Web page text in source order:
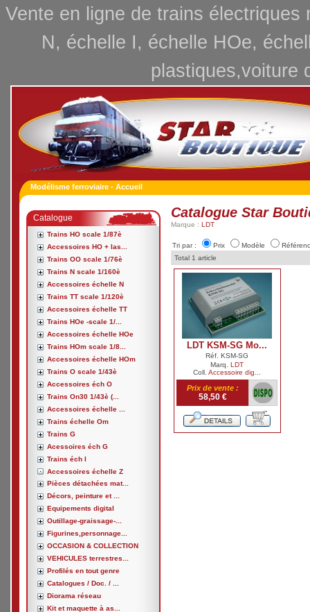
Vente en ligne de trains
N, échelle I, échelle HOe,
plastiques,voiture
Modélisme ferroviaire - Accueil
Catalogue
Trains HO scale 1/87è
Accessoires HO + las...
Trains OO scale 1/76è
Trains N scale 1/160è
Accessoires échelle N
Trains TT scale 1/120è
Accessoires échelle TT
Trains HOe -scale 1/...
Accessoires échelle HOe
Trains HOm scale 1/8...
Accessoires échelle HOm
Trains O scale 1/43è
Accessoires éch O
Trains On30 1/43è (...
Accessoires échelle ...
Trains échelle Om
Trains G
Acessoires éch G
Trains éch I
Accessoires échelle Z
Pièces détachées mat...
Décors, peinture et ...
Equipements digital
Outillage-graissage-...
Figurines,personnage...
OCCASION & COLLECTION
VEHICULES terrestres...
Profilés en tout genre
Catalogues / Doc. / ...
Diorama réseau
Kit et maquette à as...
Catalogue Star
Marque : LDT
Tri par : Prix Modèle
Total 1 article
LDT KSM-SG Mo...
Réf. KSM-SG
Marq. LDT
Coll. Accessoire dig...
Prix de vente :
58,50 €